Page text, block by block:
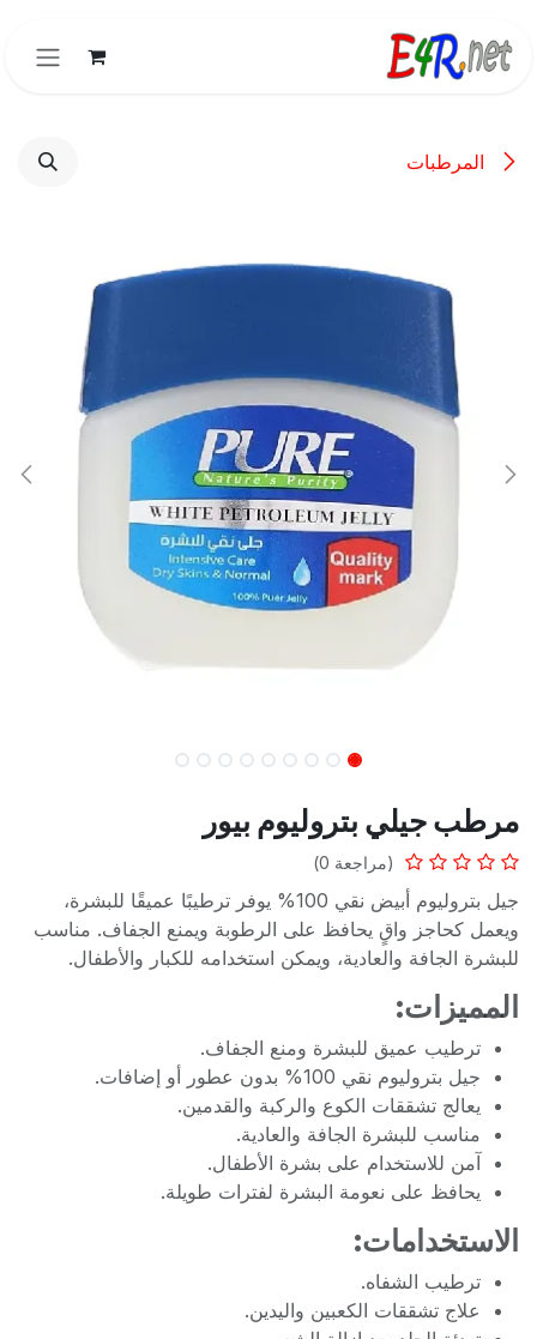
المرطبات
مرطب جيلي بتروليوم بيور
(مراجعة 0)
جيل بتروليوم أبيض نقي 100% يوفر ترطيبًا عميقًا للبشرة،
ويعمل كحاجز واقٍ يحافظ على الرطوبة ويمنع الجفاف. مناسب
للبشرة الجافة والعادية، ويمكن استخدامه للكبار والأطفال.
المميزات:
ترطيب عميق للبشرة ومنع الجفاف.
جيل بتروليوم نقي 100% بدون عطور أو إضافات.
يعالج تشققات الكوع والركبة والقدمين.
مناسب للبشرة الجافة والعادية.
آمن للاستخدام على بشرة الأطفال.
يحافظ على نعومة البشرة لفترات طويلة.
الاستخدامات:
ترطيب الشفاه.
علاج تشققات الكعبين واليدين.